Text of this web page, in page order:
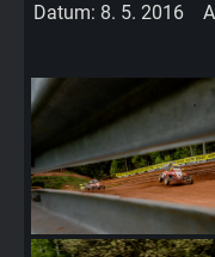
Datum: 8. 5. 2016